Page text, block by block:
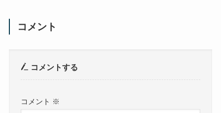
コメント
コメントする
コメント ※